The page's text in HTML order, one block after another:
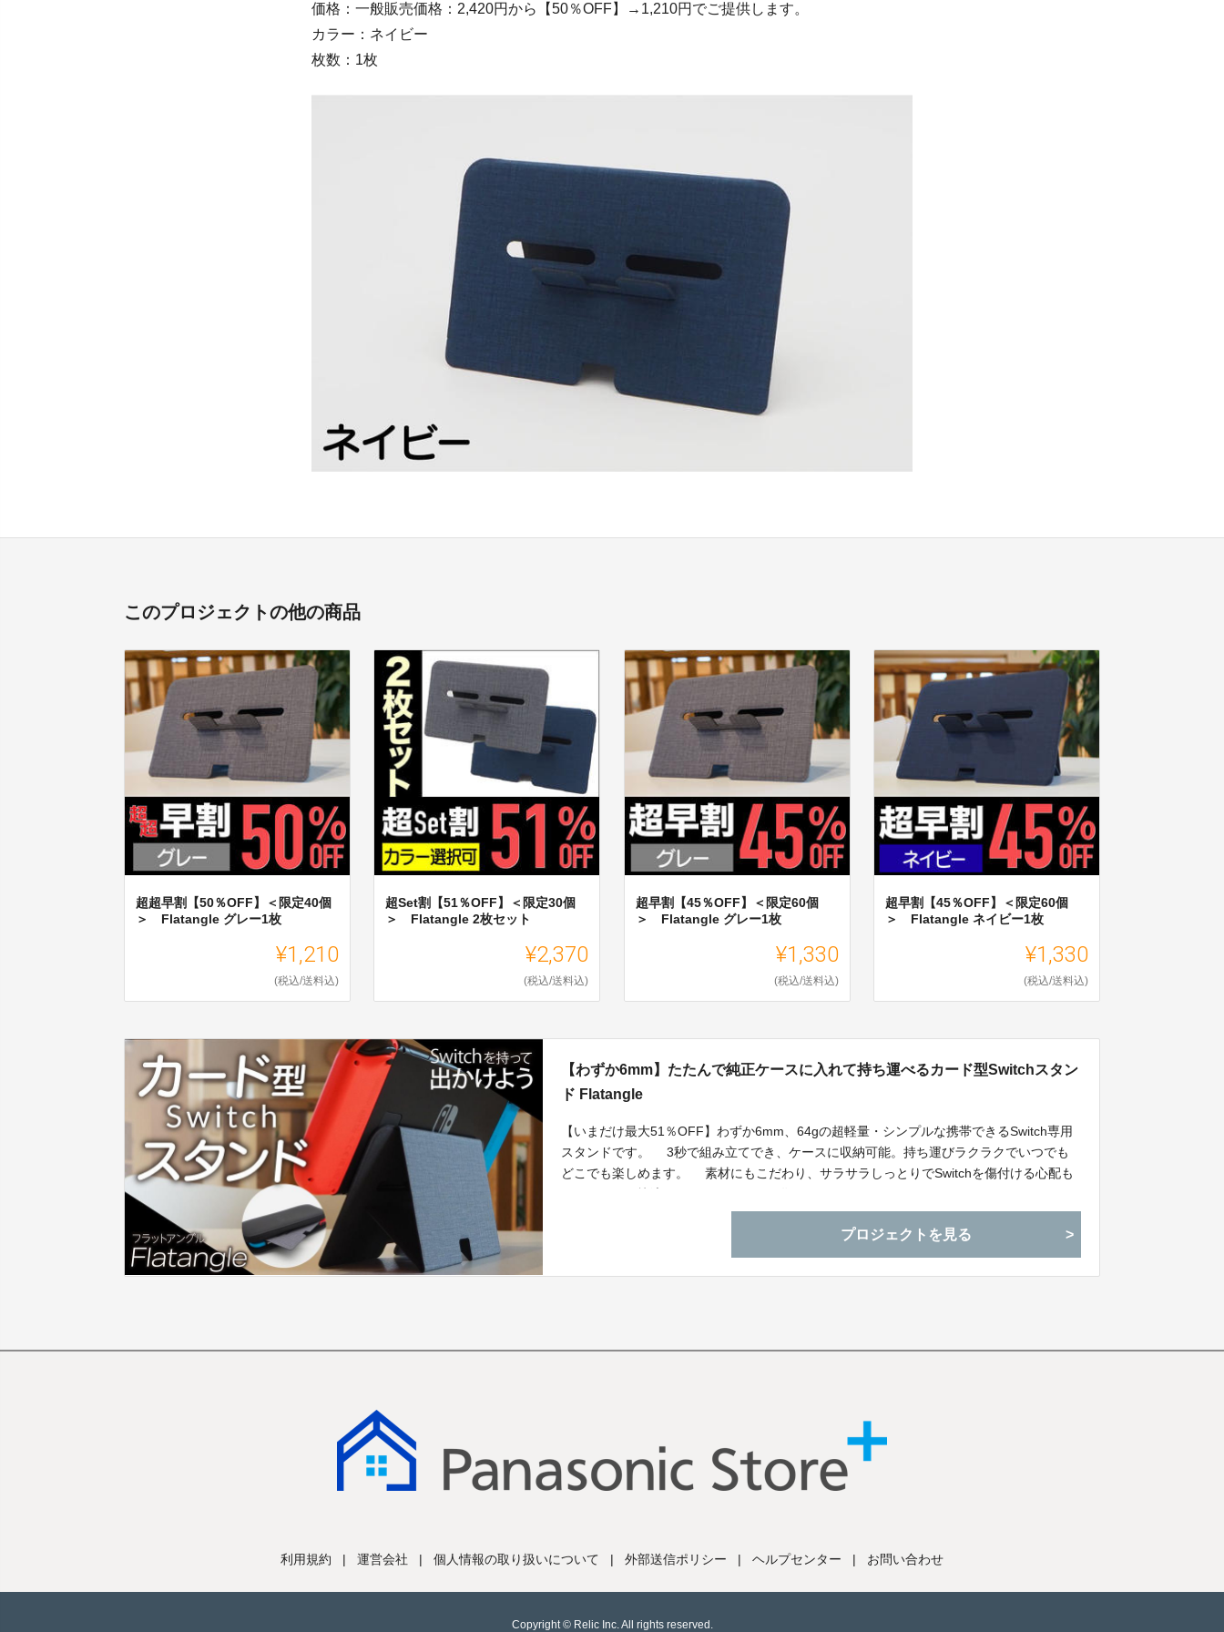
価格：一般販売価格：2,420円から【50％OFF】→1,210円でご提供します。
カラー：ネイビー
枚数：1枚
このプロジェクトの他の商品
超超早割【50％OFF】＜限定40個
＞ Flatangle グレー1枚
¥1,210
(税込/送料込)
超Set割【51％OFF】＜限定30個
＞ Flatangle 2枚セット
¥2,370
(税込/送料込)
超早割【45％OFF】＜限定60個
＞ Flatangle グレー1枚
¥1,330
(税込/送料込)
超早割【45％OFF】＜限定60個
＞ Flatangle ネイビー1枚
¥1,330
(税込/送料込)
【わずか6mm】たたんで純正ケースに入れて持ち運べるカード型Switchスタン
ド Flatangle
【いまだけ最大51％OFF】わずか6mm、64gの超軽量・シンプルな携帯できるSwitch専用
スタンドです。 3秒で組み立てでき、ケースに収納可能。持ち運びラクラクでいつでも
どこでも楽しめます。 素材にもこだわり、サラサラしっとりでSwitchを傷付ける心配も
ありません。快適なSwitchライフのお供にオススメです！
プロジェクトを見る
利用規約 | 運営会社 | 個人情報の取り扱いについて | 外部送信ポリシー | ヘルプセンター | お問い合わせ
Copyright © Relic Inc. All rights reserved.